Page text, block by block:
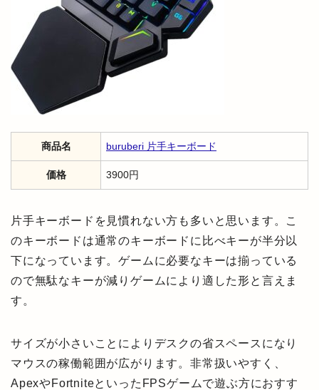
商品名 buruberi 片手キーボード
価格 3900円
片手キーボードを見慣れない方も多いと思います。こ
のキーボードは通常のキーボードに比べキーが半分以
下になっています。ゲームに必要なキーは揃っている
ので無駄なキーが減りゲームにより適した形と言えま
す。
サイズが小さいことによりデスクの省スペースになり
マウスの稼働範囲が広がります。非常扱いやすく、
ApexやFortniteといったFPSゲームで遊ぶ方におすす